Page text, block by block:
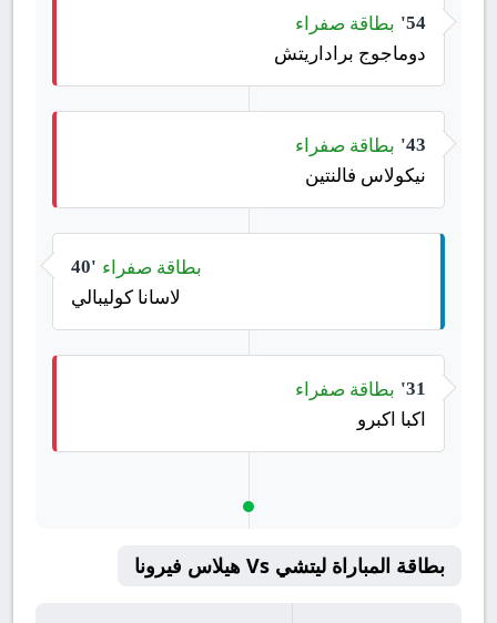
54' بطاقة صفراء
دوماجوج براداريتش
43' بطاقة صفراء
نيكولاس فالنتين
40' بطاقة صفراء
لاسانا كوليبالي
31' بطاقة صفراء
اكبا اكبرو
بطاقة المباراة ليتشي Vs هيلاس فيرونا